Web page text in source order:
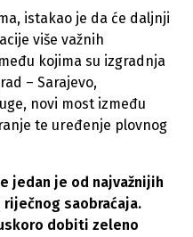
istakao je da će daljnji
više važnih
kojima su izgradnja
– Sarajevo,
novi most između
te uređenje plovnog
jedan je od najvažnijih
saobraćaja.
dobiti zeleno